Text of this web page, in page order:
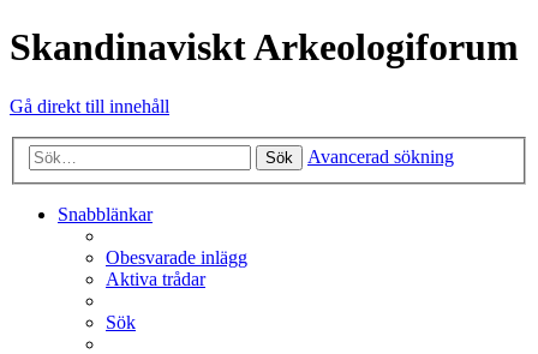
Skandinaviskt Arkeologiforum
Gå direkt till innehåll
Sök Avancerad sökning
Snabblänkar
Obesvarade inlägg
Aktiva trådar
Sök